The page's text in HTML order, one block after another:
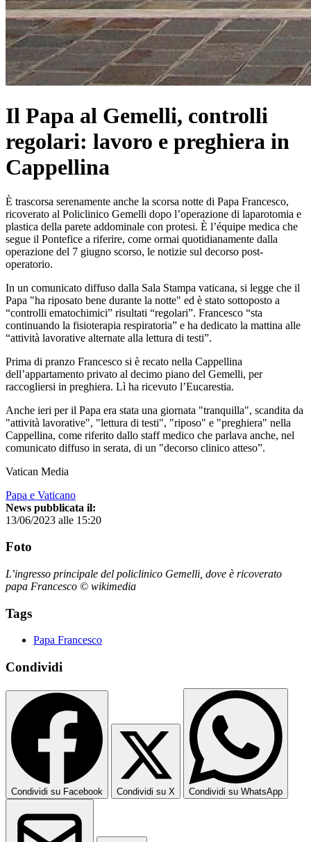
Il Papa al Gemelli, controlli
regolari: lavoro e preghiera in
Cappellina
È trascorsa serenamente anche la scorsa notte di Papa Francesco,
ricoverato al Policlinico Gemelli dopo l’operazione di laparotomia e
plastica della parete addominale con protesi. È l’équipe medica che
segue il Pontefice a riferire, come ormai quotidianamente dalla
operazione del 7 giugno scorso, le notizie sul decorso post-
operatorio.
In un comunicato diffuso dalla Sala Stampa vaticana, si legge che il
Papa "ha riposato bene durante la notte" ed è stato sottoposto a
“controlli ematochimici” risultati “regolari”. Francesco “sta
continuando la fisioterapia respiratoria” e ha dedicato la mattina alle
“attività lavorative alternate alla lettura di testi”.
Prima di pranzo Francesco si è recato nella Cappellina
dell’appartamento privato al decimo piano del Gemelli, per
raccogliersi in preghiera. Lì ha ricevuto l’Eucarestia.
Anche ieri per il Papa era stata una giornata "tranquilla", scandita da
"attività lavorative", "lettura di testi", "riposo" e "preghiera" nella
Cappellina, come riferito dallo staff medico che parlava anche, nel
comunicato diffuso in serata, di un "decorso clinico atteso”.
Vatican Media
Papa e Vaticano
News pubblicata il:
13/06/2023 alle 15:20
Foto
L’ingresso principale del policlinico Gemelli, dove è ricoverato
papa Francesco © wikimedia
Tags
Papa Francesco
Condividi
Condividi su Facebook Condividi su X Condividi su WhatsApp